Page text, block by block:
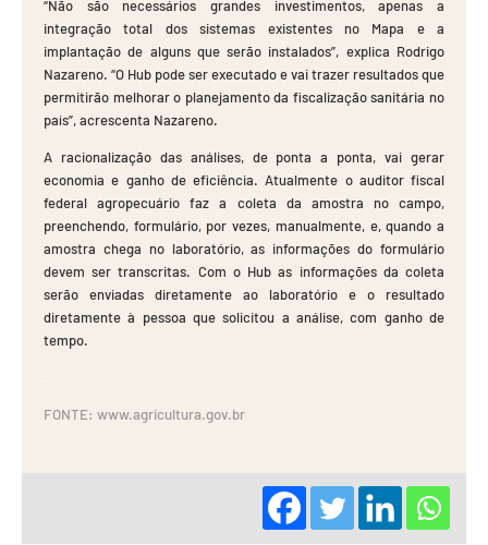
“Não são necessários grandes investimentos, apenas a
integração total dos sistemas existentes no Mapa e a
implantação de alguns que serão instalados”, explica Rodrigo
Nazareno. “O Hub pode ser executado e vai trazer resultados que
permitirão melhorar o planejamento da fiscalização sanitária no
país”, acrescenta Nazareno.
A racionalização das análises, de ponta a ponta, vai gerar
economia e ganho de eficiência. Atualmente o auditor fiscal
federal agropecuário faz a coleta da amostra no campo,
preenchendo, formulário, por vezes, manualmente, e, quando a
amostra chega no laboratório, as informações do formulário
devem ser transcritas. Com o Hub as informações da coleta
serão enviadas diretamente ao laboratório e o resultado
diretamente à pessoa que solicitou a análise, com ganho de
tempo.
FONTE: www.agricultura.gov.br